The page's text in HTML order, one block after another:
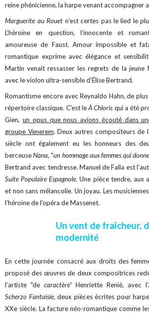
reine phénicienne, la harpe venant accompagner
Marguerite au Rouet n’est certes pas le lied le
L’héroïne en question, l’innocente et
amoureuse de Faust. Amour impossible et
romantique exprime avec élégance et
Martin venait ressasser les regrets de la jeune
avec le violon ultra-sensible d’Élise Bertrand.
Romantisme encore avec Reynaldo Hahn, de
répertoire classique. C’est leÀ Chloris qui a été
Gien, un opus que nous avions écouté dans
groupe Venerem. Deux autres compositeurs de
siècle ont également eu les honneurs des
berceuseNana, "un hommage aux femmes qui
Bertrand avec tendresse. Manuel de Falla est
Suite Populaire Espagnole. Une pièce tendre, aux
et non sans mélancolie. Un joyau. Les
l’héroïne de l’opéra de Massenet.
Un vent de fraîcheur,
modernité
En cette journée consacré aux droits des
proposé des œuvres de deux compositrices
l’artiste "de caractère"Henriette Renié, avec l’
Scherzo Fantaisie, deux pièces écrites pour
XXe siècle. La facture néo-romantique comme